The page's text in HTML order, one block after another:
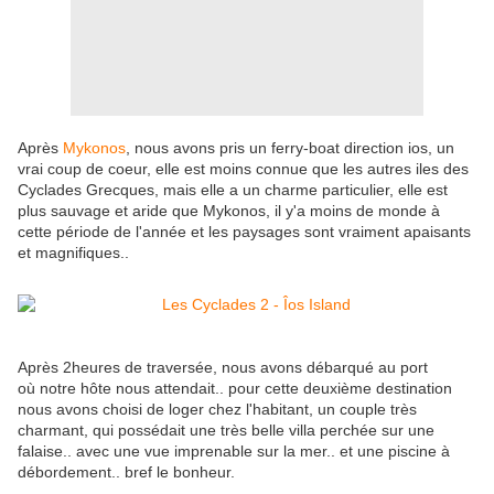
Après Mykonos , nous avons pris un ferry-boat direction ios, un
vrai coup de coeur, elle est moins connue que les autres iles des
Cyclades Grecques, mais elle a un charme particulier, elle est
plus sauvage et aride que Mykonos, il y'a moins de monde à
cette période de l'année et les paysages sont vraiment apaisants
et magnifiques..
Après 2heures de traversée, nous avons débarqué au port
où notre hôte nous attendait.. pour cette deuxième destination
nous avons choisi de loger chez l'habitant, un couple très
charmant, qui possédait une très belle villa perchée sur une
falaise.. avec une vue imprenable sur la mer.. et une piscine à
débordement.. bref le bonheur.